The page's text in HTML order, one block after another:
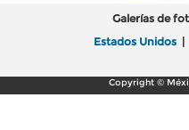
Galerías de
Estados Unidos |
Copyright ©